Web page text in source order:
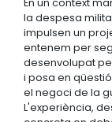
En un context
la despesa
impulsen un
entenem per
desenvolupat
i posa en
el negoci de la
L'experiència,